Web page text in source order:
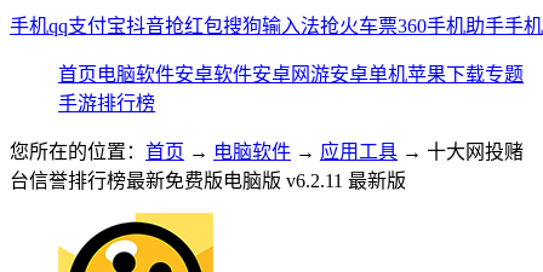
手机qq支付宝抖音抢红包搜狗输入法抢火车票360手机助手手
首页电脑软件安卓软件安卓网游安卓单机苹果下载专题
手游排行榜
您所在的位置： 首页 → 电脑软件 → 应用工具 → 十大网投赌
台信誉排行榜最新免费版电脑版 v6.2.11 最新版